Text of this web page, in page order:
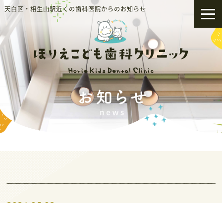
天白区・相生山駅近くの歯科医院からのお知らせ